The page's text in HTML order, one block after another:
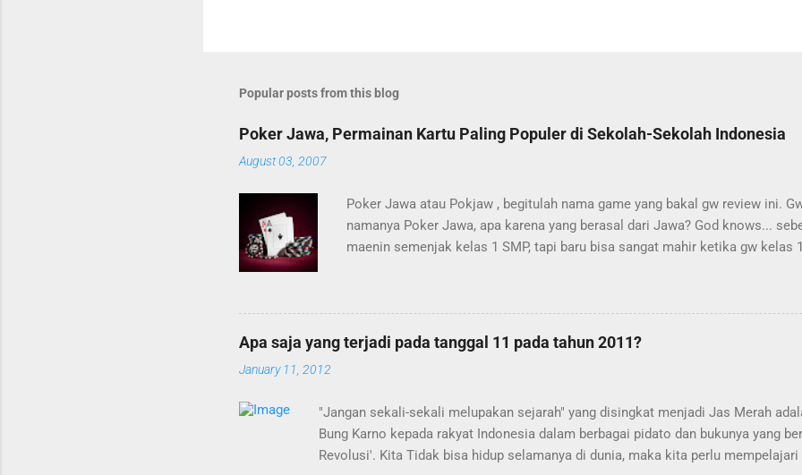
Popular posts from this blog
Poker Jawa, Permainan Kartu Paling Populer di Sekolah-Sekolah Indonesia
August 03, 2007
Poker Jawa atau Pokjaw , begitulah nama game yang bakal gw review ini.
namanya Poker Jawa, apa karena yang berasal dari Jawa? God knows...
maenin semenjak kelas 1 SMP, tapi baru bisa sangat mahir ketika gw kelas
kurang, peluang dapet bom ~bakalan gw jelasin lagi nanti~ lebih besar dan
kartu bagus ^^].. setiap orang di bagi 13 kartu . Di game ini, joker tidak
hitam, dan keduanya]. Jika baru pertama kali main, kartu pertama yang
Apa saja yang terjadi pada tanggal 11 pada tahun 2011?
January 11, 2012
"Jangan sekali-sekali melupakan sejarah" yang disingkat menjadi Jas Merah
Bung Karno kepada rakyat Indonesia dalam berbagai pidato dan bukunya yang
Revolusi'. Kita Tidak bisa hidup selamanya di dunia, maka kita perlu